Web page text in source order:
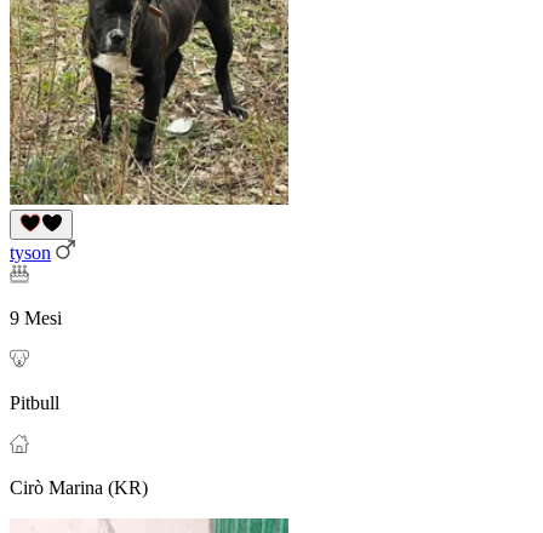
tyson
9 Mesi
Pitbull
Cirò Marina (KR)